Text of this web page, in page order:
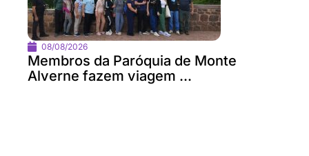
08/08/2026
Membros da Paróquia de Monte
Alverne fazem viagem ...